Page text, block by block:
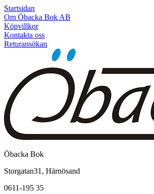
Startsidan
Om Öbacka Bok AB
Köpvillkor
Kontakta oss
Returansökan
Öbacka Bok
Storgatan31, Härnösand
0611-195 35